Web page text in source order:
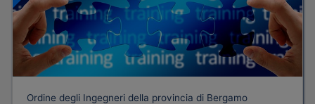
Ordine degli Ingegneri della provincia di Bergamo